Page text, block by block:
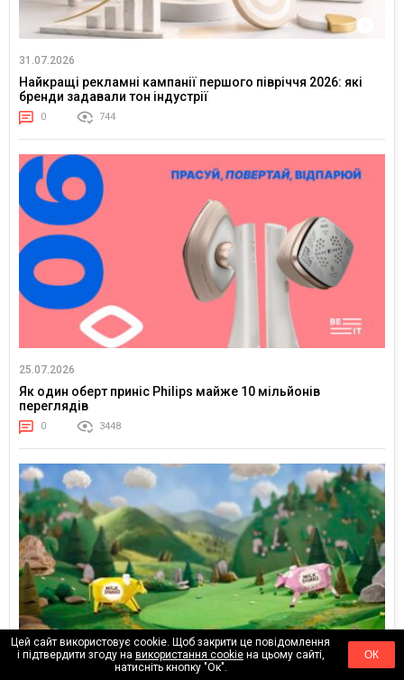
31.07.2026
Найкращі рекламні кампанії першого півріччя 2026: які
бренди задавали тон індустрії
0 744
25.07.2026
Як один оберт приніс Philips майже 10 мільйонів
переглядів
0 3448
Цей сайт використовує cookie. Щоб закрити це повідомлення
і підтвердити згоду на використання cookieна цьому сайті,
натисніть кнопку "Ок".
ОК